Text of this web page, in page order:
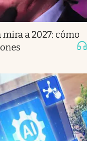
a 2027: cómo